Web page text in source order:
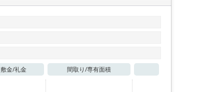
敷金/礼金 間取り/専有面積